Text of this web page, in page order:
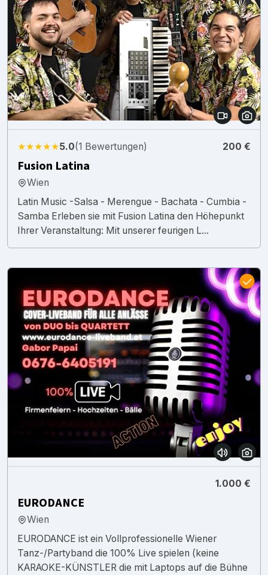
★★★★★5.0(1 Bewertungen) 200 €
Fusion Latina
Wien
Latin Music -Salsa - Merengue - Bachata - Cumbia -
Samba Erleben sie mit Fusion Latina den Höhepunkt
Ihrer Veranstaltung: Mit unserer feurigen L...
1.000 €
EURODANCE
Wien
EURODANCE ist ein Vollprofessionelle Wiener
Tanz-/Partyband die 100% Live spielen (keine
KARAOKE-KÜNSTLER die mit Laptops auf die Bühne